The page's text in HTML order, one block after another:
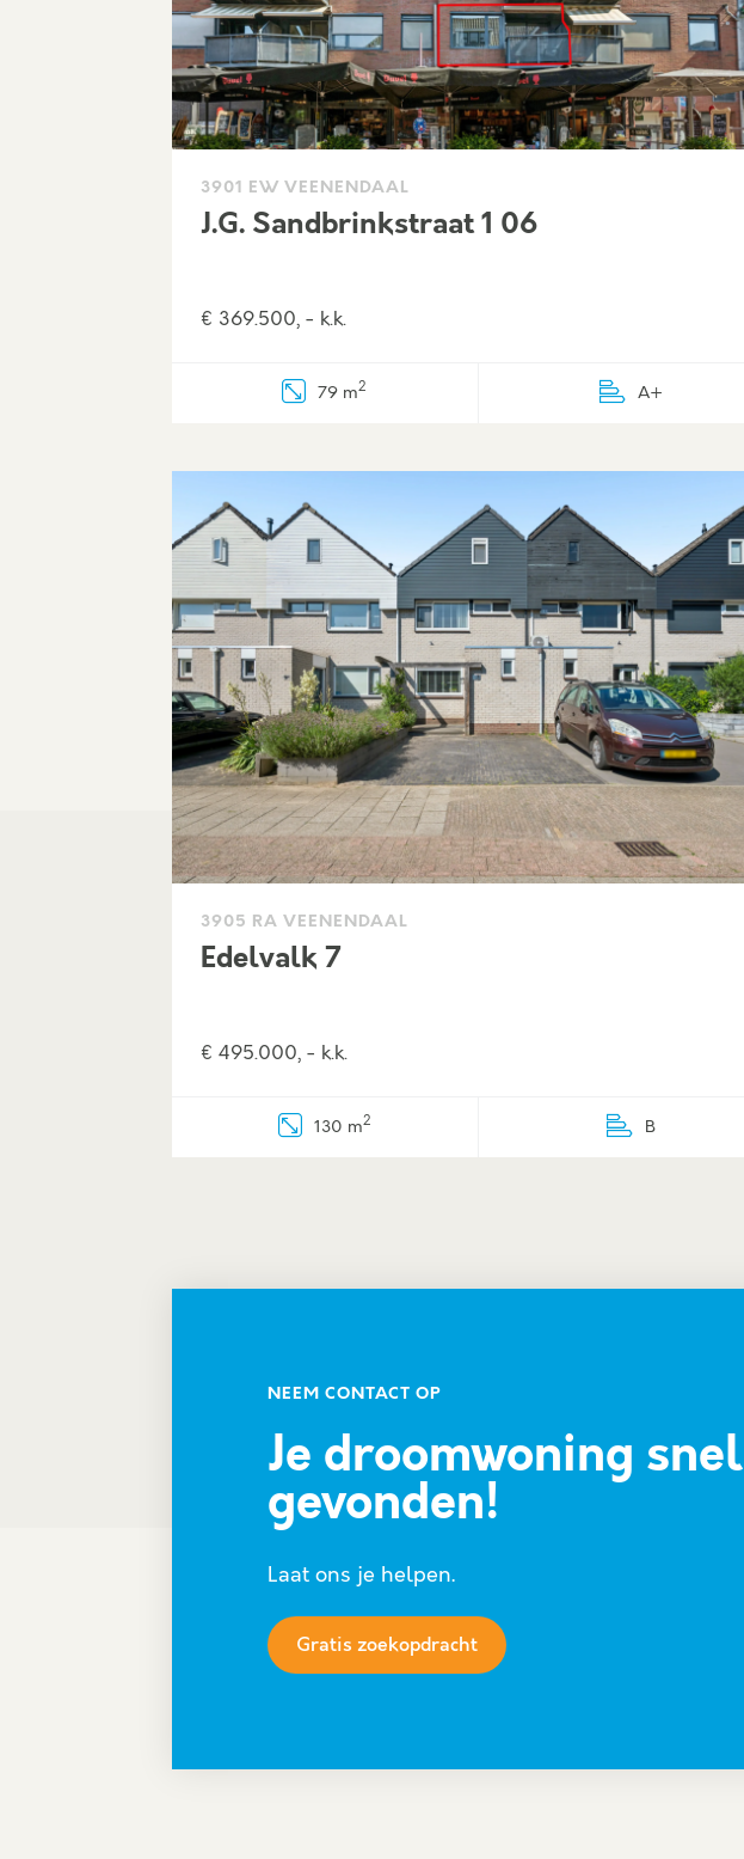
3901 EW VEENENDAAL
J.G. Sandbrinkstraat 1 06
€ 369.500, - k.k.
79 m2 A+
3905 RA VEENENDAAL
Edelvalk 7
€ 495.000, - k.k.
130 m2 B
NEEM CONTACT OP
Je droomwoning snel
gevonden!
Laat ons je helpen.
Gratis zoekopdracht